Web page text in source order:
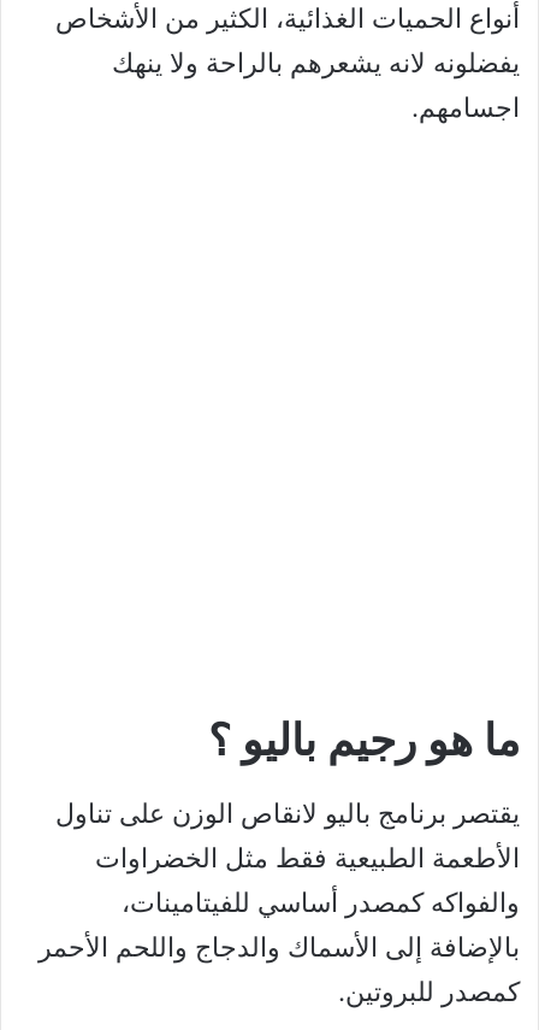
أنواع الحميات الغذائية، الكثير من الأشخاص
يفضلونه لانه يشعرهم بالراحة ولا ينهك
اجسامهم.
ما هو رجيم باليو ؟
يقتصر برنامج باليو لانقاص الوزن على تناول
الأطعمة الطبيعية فقط مثل الخضراوات
والفواكه كمصدر أساسي للفيتامينات،
بالإضافة إلى الأسماك والدجاج واللحم الأحمر
كمصدر للبروتين.